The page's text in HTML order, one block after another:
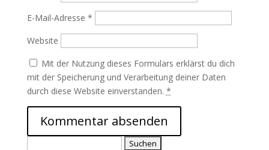
E-Mail-Adresse *
Website
Mit der Nutzung dieses Formulars erklärst du dich
mit der Speicherung und Verarbeitung deiner Daten
durch diese Website einverstanden. *